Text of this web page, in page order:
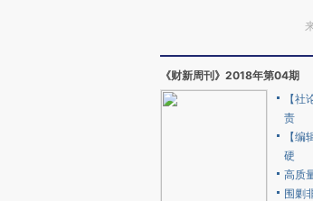
《财新周刊》2018年第04期
【
责
【编
硬
高质
围剿